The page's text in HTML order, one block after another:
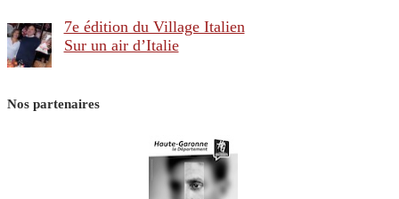
7e édition du Village Italien
Sur un air d’Italie
Nos partenaires